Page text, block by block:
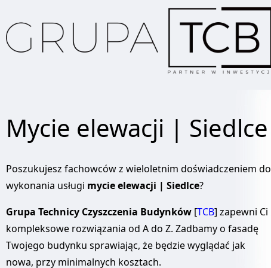
Mycie elewacji | Siedlce
Poszukujesz fachowców z wieloletnim doświadczeniem do
wykonania usługi mycie elewacji | Siedlce?
Grupa Technicy Czyszczenia Budynków [TCB] zapewni Ci
kompleksowe rozwiązania od A do Z. Zadbamy o fasadę
Twojego budynku sprawiając, że będzie wyglądać jak
nowa, przy minimalnych kosztach.